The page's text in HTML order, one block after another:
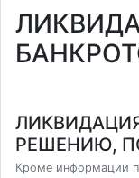
РЕШЕНИЮ,
Кроме информации